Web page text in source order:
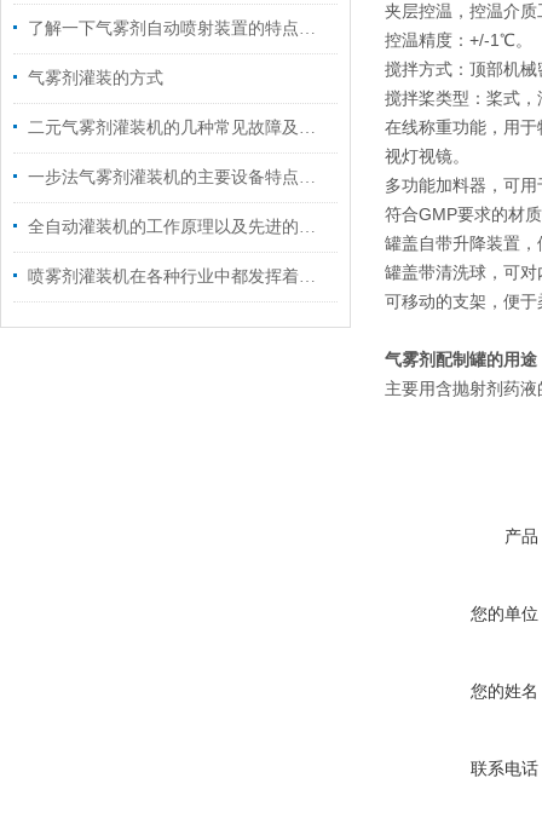
了解一下气雾剂自动喷射装置的特点有哪些吧
气雾剂灌装的方式
二元气雾剂灌装机的几种常见故障及解决方法
一步法气雾剂灌装机的主要设备特点是什么？
全自动灌装机的工作原理以及先进的技术
喷雾剂灌装机在各种行业中都发挥着重要作用
夹层控温，控温介
控温精度：+/-1℃。
搅拌方式：顶部机
搅拌桨类型：桨式
在线称重功能，用
视灯视镜。
多功能加料器，可
符合GMP要求的材
罐盖自带升降装置
罐盖带清洗球，可
可移动的支架，便于
气雾剂配制罐的用途
主要用含抛射剂药
产品
您的单位
您的姓名
联系电话